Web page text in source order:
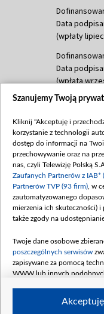
Data
(wpłaty
Data
(wpłata
(wpłata
mln, listopad
Data
(wpłata
Data
kwiecień 180
czerwca 90
4 sierpnia
Szanujemy Twoją
Kliknij "Akceptuję i
korzystanie z technologii
dostęp do informacji na
przechowywanie oraz na
nas, czyli Telewizję Polską
Zaufanych Partnerów z IAB*
Partnerów TVP (93 firm) , w
zautomatyzowanego
mierzenia ich skuteczności) i
także zgody na
Twoje dane osobowe
poszczególnych serwisów
zapisywane za pomocą
WWW lub innych